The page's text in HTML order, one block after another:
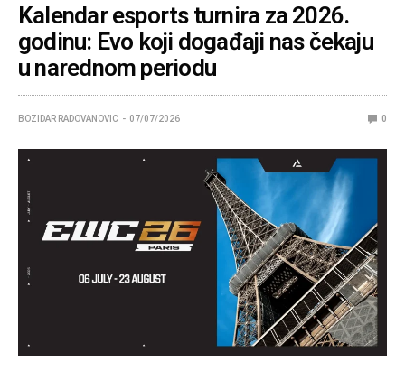
Kalendar esports turnira za 2026.
godinu: Evo koji događaji nas čekaju
u narednom periodu
BOZIDAR RADOVANOVIC 07/07/2026 0